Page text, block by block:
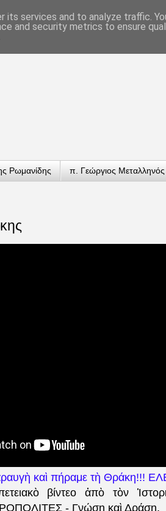
Ρωμανίδης π. Γεώργιος Μεταλληνός
καὶ πήραμε τὴ Θράκη!!!
βίντεο ἀπὸ τὸν
- Γνώση καὶ Δράση.
services and to analyze traffic.
and security metrics to ensure